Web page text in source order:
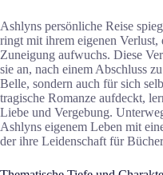
Ashlyns persönliche Reise
ringt mit ihrem eigenen
Zuneigung aufwuchs. Diese
sie an, nach einem Abschluss
Belle, sondern auch für sich
tragische Romanze aufdeckt,
Liebe und Vergebung.
Ashlyns eigenem Leben mit
der ihre Leidenschaft für